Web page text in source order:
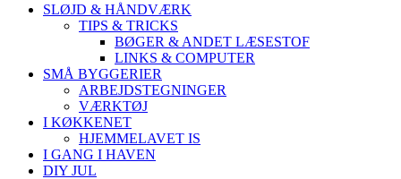
SLØJD & HÅNDVÆRK
TIPS & TRICKS
BØGER & ANDET LÆSESTOF
LINKS & COMPUTER
SMÅ BYGGERIER
ARBEJDSTEGNINGER
VÆRKTØJ
I KØKKENET
HJEMMELAVET IS
I GANG I HAVEN
DIY JUL